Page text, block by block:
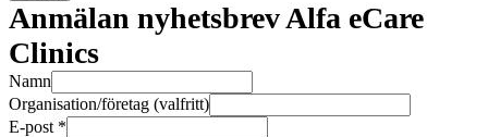
Anmälan nyhetsbrev Alfa eCare
Clinics
Namn
Organisation/företag (valfritt)
E-post *